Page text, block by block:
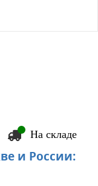
На складе
и России: